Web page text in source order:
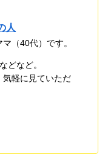
人
（40代）です。
どなど。
気軽に見ていただ